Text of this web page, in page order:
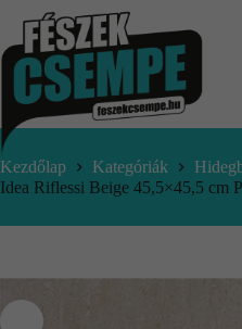
Kezdőlap Kategóriák
Idea Riflessi Beige 45,5×45,5 cm